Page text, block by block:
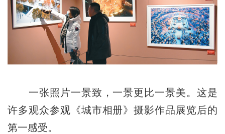
一张照片一景致，一景更比一景美。这是
许多观众参观《城市相册》摄影作品展览后的
第一感受。